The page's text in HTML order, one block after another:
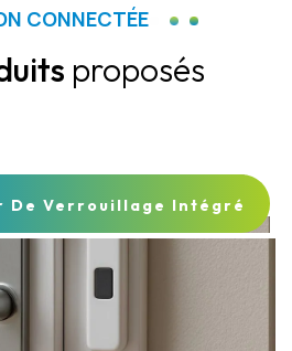
CONNECTÉE
proposés
De Verrouillage Intégré